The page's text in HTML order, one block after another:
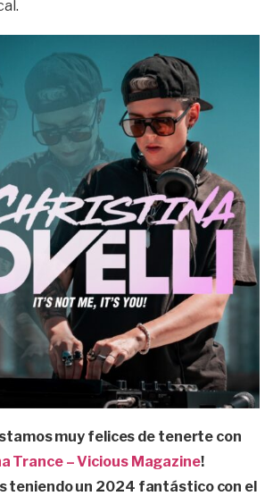
muy felices de tenerte con
Trance – Vicious Magazine!
teniendo un 2024 fantástico con el